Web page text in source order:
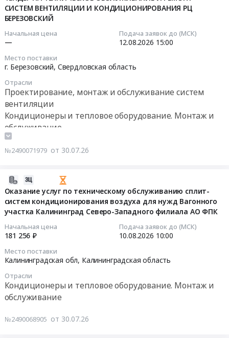
СИСТЕМ ВЕНТИЛЯЦИИ И КОНДИЦИОНИРОВАНИЯ РЦ
БЕРЕЗОВСКИЙ
Начальная цена
—
Подача заявок до (МСК)
12.08.2026 15:00
Место поставки
г. Березовский, Свердловская область
Отрасли
Проектирование, монтаж и обслуживание систем
вентиляции
Кондиционеры и тепловое оборудование. Монтаж и
обслуживание
№2490071979 от 30.07.26
Оказание услуг по техническому обслуживанию сплит-
систем кондиционирования воздуха для нужд Вагонного
участка Калининград Северо-Западного филиала АО ФПК
Начальная цена
181 256 ₽
Подача заявок до (МСК)
10.08.2026 10:00
Место поставки
Калининградская обл, Калининградская область
Отрасли
Кондиционеры и тепловое оборудование. Монтаж и
обслуживание
№2490068905 от 30.07.26